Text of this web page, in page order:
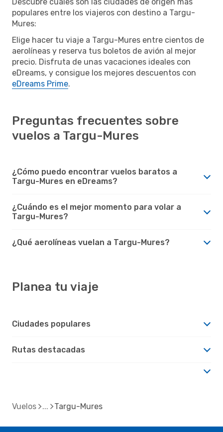
populares entre los viajeros con destino a Targu-
Mures:
Elige hacer tu viaje a Targu-Mures entre cientos de
aerolíneas y reserva tus boletos de avión al mejor
precio. Disfruta de unas vacaciones ideales con
eDreams, y consigue los mejores descuentos con
eDreams Prime.
Preguntas frecuentes sobre
vuelos a Targu-Mures
¿Cómo puedo encontrar vuelos baratos a
Targu-Mures en eDreams?
¿Cuándo es el mejor momento para volar a
Targu-Mures?
¿Qué aerolíneas vuelan a Targu-Mures?
Planea tu viaje
Ciudades populares
Rutas destacadas
Vuelos Targu-Mures